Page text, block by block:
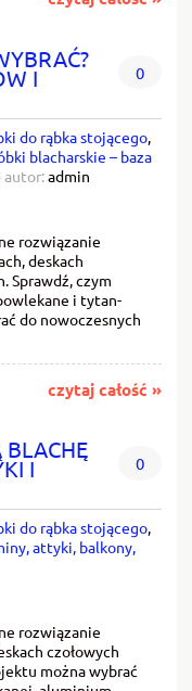
I 0
do rąbka stojącego,
blacharskie – baza
autor:admin
rozwiązanie
deskach
Sprawdź, czym
i tytan-
do nowoczesnych
czytaj całość »
BLACHĘ
I 0
do rąbka stojącego,
attyki, balkony,
rozwiązanie
czołowych
można wybrać